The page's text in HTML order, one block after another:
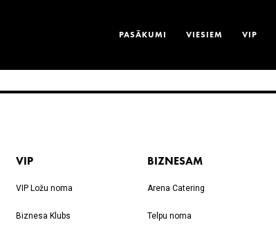
PASĀKUMI VIESIEM VIP
VIP
VIP Ložu noma
Biznesa Klubs
BIZNESAM
Arena Catering
Telpu noma